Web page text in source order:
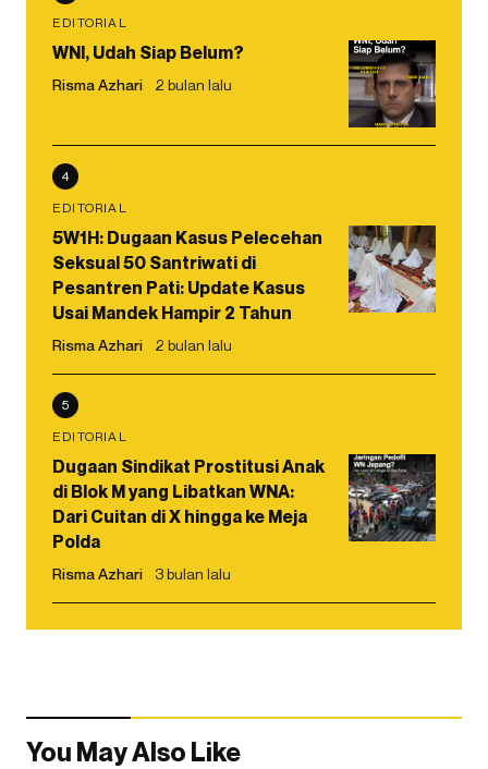
EDITORIAL
WNI, Udah Siap Belum?
Risma Azhari 2 bulan lalu
4
EDITORIAL
5W1H: Dugaan Kasus Pelecehan
Seksual 50 Santriwati di
Pesantren Pati: Update Kasus
Usai Mandek Hampir 2 Tahun
Risma Azhari 2 bulan lalu
5
EDITORIAL
Dugaan Sindikat Prostitusi Anak
di Blok M yang Libatkan WNA:
Dari Cuitan di X hingga ke Meja
Polda
Risma Azhari 3 bulan lalu
You May Also Like